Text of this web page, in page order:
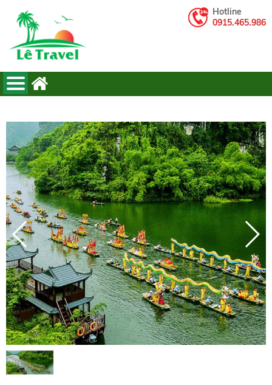
Hotline
0915.465.986